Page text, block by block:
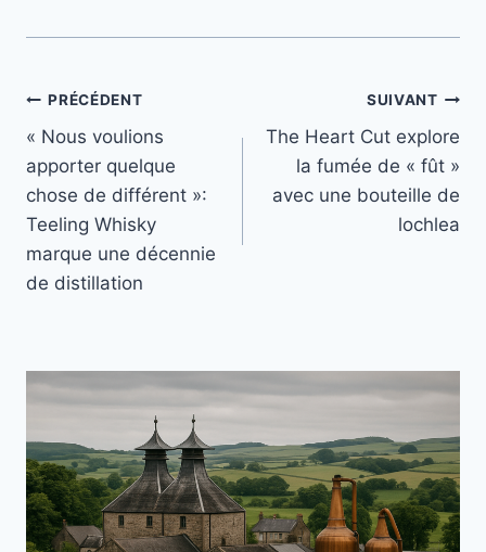
Navigation
de
l’article
PRÉCÉDENT
« Nous voulions
apporter quelque
chose de différent »:
Teeling Whisky
marque une décennie
de distillation
SUIVANT
The Heart Cut explore
la fumée de « fût »
avec une bouteille de
lochlea